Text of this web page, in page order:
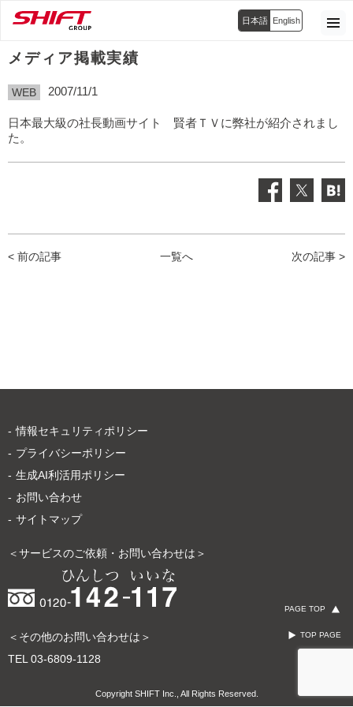
日本語 English
メディア掲載実績
WEB 2007/11/1
日本最大級の社長動画サイト 賢者ＴＶに弊社が紹介されまし
た。
< 前の記事 一覧へ 次の記事 >
PAGE TOP
TOP PAGE
情報セキュリティポリシー
プライバシーポリシー
生成AI利活用ポリシー
お問い合わせ
サイトマップ
＜サービスのご依頼・お問い合わせは＞
＜その他のお問い合わせは＞
TEL 03-6809-1128
Copyright SHIFT Inc., All Rights Reserved.